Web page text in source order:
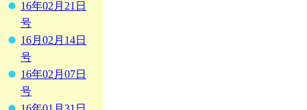
16年02月21日
号
16月02月14日
号
16年02月07日
号